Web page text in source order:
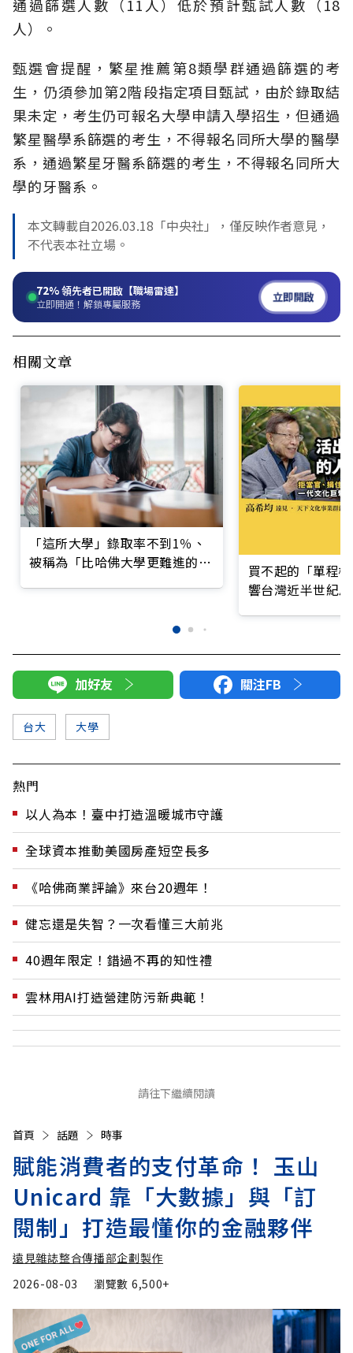
通過篩選人數（11人）低於預計甄試人數（18
人）。
甄選會提醒，繁星推薦第8類學群通過篩選的考
生，仍須參加第2階段指定項目甄試，由於錄取結
果未定，考生仍可報名大學申請入學招生，但通過
繁星醫學系篩選的考生，不得報名同所大學的醫學
系，通過繁星牙醫系篩選的考生，不得報名同所大
學的牙醫系。
本文轉載自2026.03.18「中央社」，僅反映作者意見，
不代表本社立場。
72%領先者已開啟【職場雷達】
立即開通！解鎖專屬服務 立即開啟
相關文章
「這所大學」錄取率不到1％、
被稱為「比哈佛大學更難進的大
買不起的「單程
響台灣近半世紀
加好友 關注FB
台大 大學
熱門
以人為本！臺中打造溫暖城市守護
全球資本推動美國房產短空長多
《哈佛商業評論》來台20週年！
健忘還是失智？一次看懂三大前兆
40週年限定！錯過不再的知性禮
雲林用AI打造營建防污新典範！
請往下繼續閱讀
首頁 話題 時事
賦能消費者的支付革命！ 玉山
Unicard 靠「大數據」與「訂
閱制」打造最懂你的金融夥伴
遠見雜誌整合傳播部企劃製作
2026-08-03
瀏覽數 6,500+